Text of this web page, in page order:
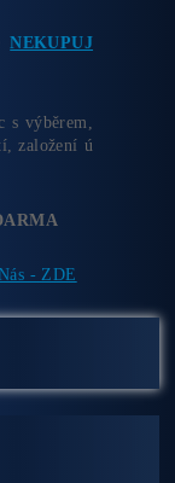
na elektř
založení ú